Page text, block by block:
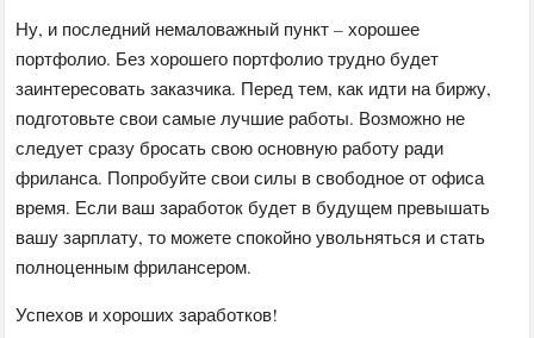
Ну, и последний немаловажный пункт – хорошее
портфолио. Без хорошего портфолио трудно будет
заинтересовать заказчика. Перед тем, как идти на биржу,
подготовьте свои самые лучшие работы. Возможно не
следует сразу бросать свою основную работу ради
фриланса. Попробуйте свои силы в свободное от офиса
время. Если ваш заработок будет в будущем превышать
вашу зарплату, то можете спокойно увольняться и стать
полноценным фрилансером.
Успехов и хороших заработков!